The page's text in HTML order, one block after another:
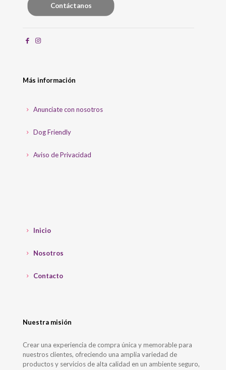
Contáctanos
Más información
Anunciate con nosotros
Dog Friendly
Aviso de Privacidad
Inicio
Nosotros
Contacto
Nuestra misión
Crear una experiencia de compra única y memorable para
nuestros clientes, ofreciendo una amplia variedad de
productos y servicios de alta calidad en un ambiente seguro,